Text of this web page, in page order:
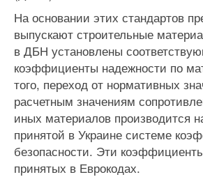
На основании этих стандартов
выпускают строительные
в ДБН установлены
коэффициенты надежности по
того, переход от нормативных
расчетным значениям
иных материалов производится
принятой в Украине системе
безопасности. Эти
принятых в Еврокодах.